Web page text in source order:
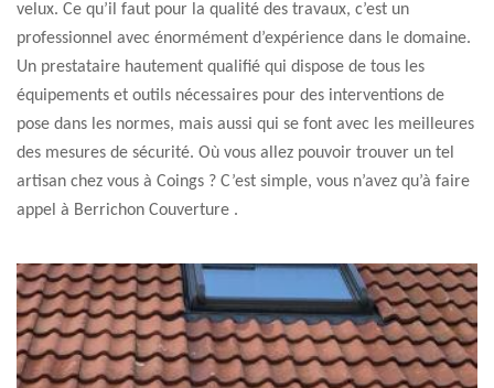
velux. Ce qu’il faut pour la qualité des travaux, c’est un
professionnel avec énormément d’expérience dans le domaine.
Un prestataire hautement qualifié qui dispose de tous les
équipements et outils nécessaires pour des interventions de
pose dans les normes, mais aussi qui se font avec les meilleures
des mesures de sécurité. Où vous allez pouvoir trouver un tel
artisan chez vous à Coings ? C’est simple, vous n’avez qu’à faire
appel à Berrichon Couverture .